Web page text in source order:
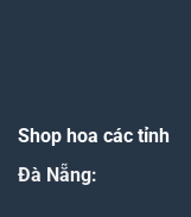
Shop hoa các tỉnh
Đà Nẵng: